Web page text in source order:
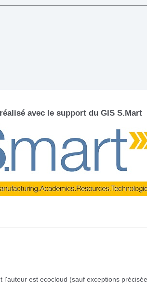
avec le support du GIS S.Mart
est ecocloud (sauf exceptions